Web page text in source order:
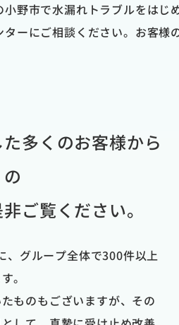
小野市で水漏れトラブルをはじ
ターにご相談ください。お客様
1 か月前
多くのお客様から
の
ご覧ください。
グループ全体で300件以上
。
ものもございますが、その